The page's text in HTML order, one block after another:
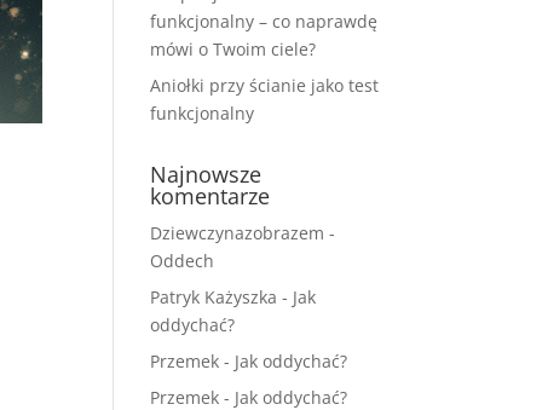
funkcjonalny – co naprawdę
mówi o Twoim ciele?
Aniołki przy ścianie jako test
funkcjonalny
Najnowsze
komentarze
Dziewczynazobrazem -
Oddech
Patryk Każyszka - Jak
oddychać?
Przemek - Jak oddychać?
Przemek - Jak oddychać?